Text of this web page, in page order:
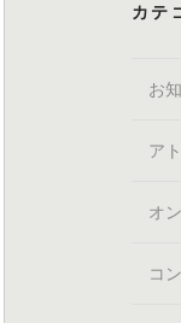
カテ
お
ア
オ
コ